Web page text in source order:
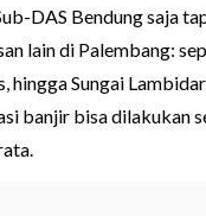
DAS Bendung saja
lain di Palembang:
hingga Sungai
banjir bisa dilakukan